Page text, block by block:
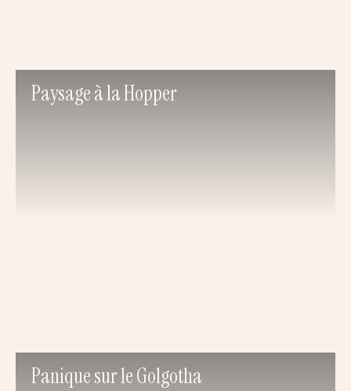
Paysage à la Hopper
Panique sur le Golgotha